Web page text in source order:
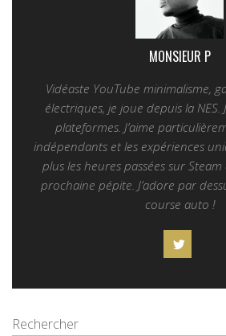
MONSIEUR P
Vidéaste YouTube minimalisme,
électriques, je joue depuis la NES.
plateformes. J’aime
indépendants et les expériences
plus les heures passées sur
prochaine pépite. J’adore par
course auto !
Rechercher